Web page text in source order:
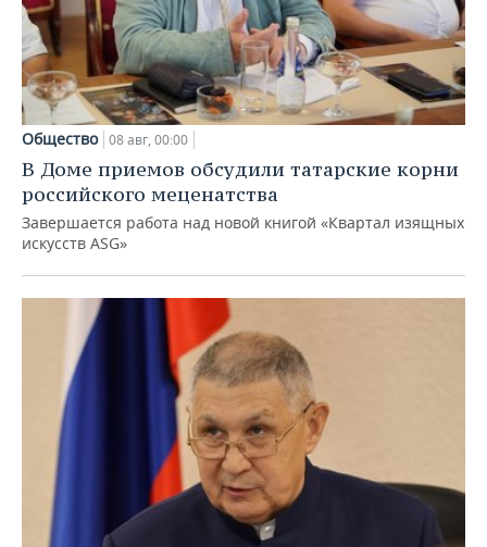
Общество 08 авг, 00:00
В Доме приемов обсудили татарские корни
российского меценатства
Завершается работа над новой книгой «Квартал изящных
искусств ASG»